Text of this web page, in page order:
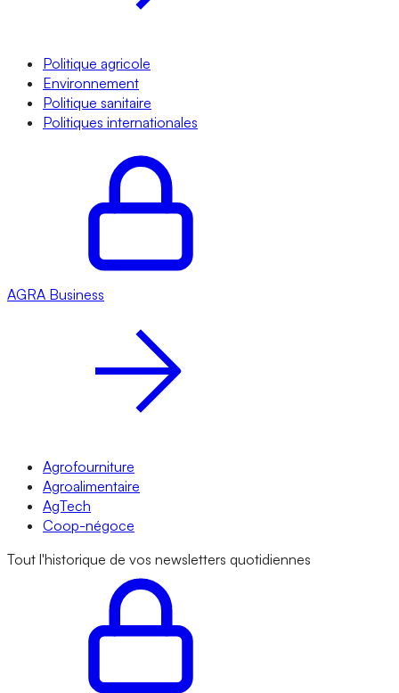
Politique agricole
Environnement
Politique sanitaire
Politiques internationales
AGRA Business
Agrofourniture
Agroalimentaire
AgTech
Coop-négoce
Tout l'historique de vos newsletters quotidiennes